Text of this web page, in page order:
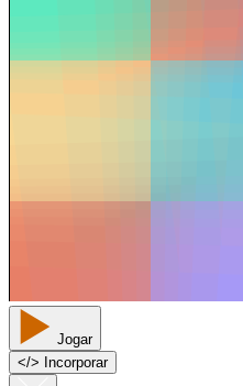
Jogar
</> Incorporar